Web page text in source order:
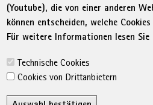
© WIFI Impressum
Erklärung zur
Transparente Verwaltung
(Youtube), die von einer anderen
können entscheiden, welche
Für weitere Informationen lesen Sie
Technische Cookies
Cookies von Drittanbietern